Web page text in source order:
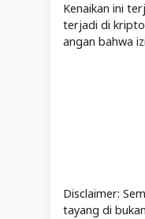
Kenaikan ini
terjadi di
angan bahwa
Disclaimer:
tayang di